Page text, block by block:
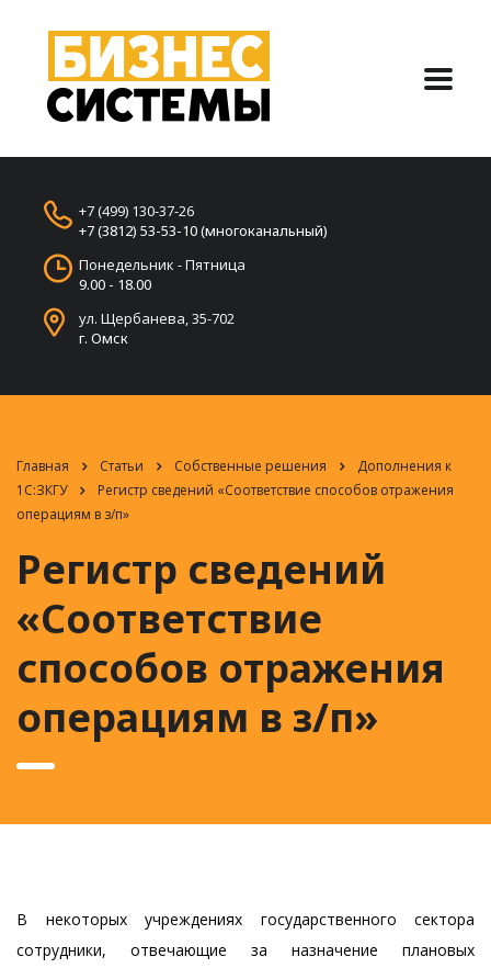
+7 (499) 130-37-26
+7 (3812) 53-53-10 (многоканальный)
Понедельник - Пятница
9.00 - 18.00
ул. Щербанева, 35-702
г. Омск
Главная Статьи Собственные решения
Дополнения к
1С:ЗКГУ
Регистр сведений «Соответствие способов отражения
операциям в з/п»
Регистр сведений
«Соответствие
способов отражения
операциям в з/п»
В некоторых учреждениях государственного сектора
сотрудники, отвечающие за назначение плановых